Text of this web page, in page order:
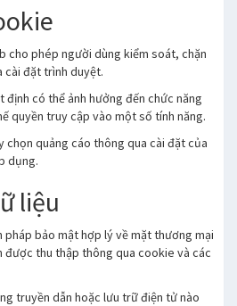
cho phép người dùng kiểm soát, chặn
cài đặt trình duyệt.
có thể ảnh hưởng đến chức năng
quyền truy cập vào một số tính năng.
chọn quảng cáo thông qua cài đặt của
dụng.
liệu
pháp bảo mật hợp lý về mặt thương mại
được thu thập thông qua cookie và các
truyền dẫn hoặc lưu trữ điện tử nào